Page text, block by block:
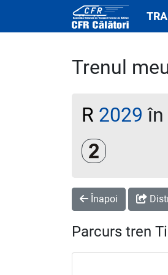
Trenul
R 2029 în
Clasa a 2-a
Înapoi
Parcurs tren